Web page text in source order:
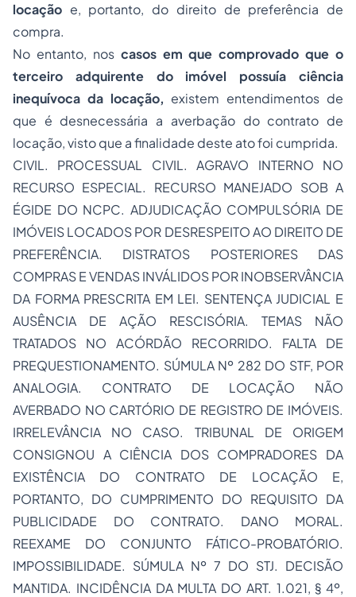
locação e, portanto, do direito de preferência de
compra.
No entanto, nos casos em que comprovado que o
terceiro adquirente do imóvel possuía ciência
inequívoca da locação, existem entendimentos de
que é desnecessária a averbação do contrato de
locação, visto que a finalidade deste ato foi cumprida.
CIVIL. PROCESSUAL CIVIL. AGRAVO INTERNO NO
RECURSO ESPECIAL. RECURSO MANEJADO SOB A
ÉGIDE DO NCPC. ADJUDICAÇÃO COMPULSÓRIA DE
IMÓVEIS LOCADOS POR DESRESPEITO AO DIREITO DE
PREFERÊNCIA. DISTRATOS POSTERIORES DAS
COMPRAS E VENDAS INVÁLIDOS POR INOBSERVÂNCIA
DA FORMA PRESCRITA EM LEI. SENTENÇA JUDICIAL E
AUSÊNCIA DE AÇÃO RESCISÓRIA. TEMAS NÃO
TRATADOS NO ACÓRDÃO RECORRIDO. FALTA DE
PREQUESTIONAMENTO. SÚMULA Nº 282 DO STF, POR
ANALOGIA. CONTRATO DE LOCAÇÃO NÃO
AVERBADO NO CARTÓRIO DE REGISTRO DE IMÓVEIS.
IRRELEVÂNCIA NO CASO. TRIBUNAL DE ORIGEM
CONSIGNOU A CIÊNCIA DOS COMPRADORES DA
EXISTÊNCIA DO CONTRATO DE LOCAÇÃO E,
PORTANTO, DO CUMPRIMENTO DO REQUISITO DA
PUBLICIDADE DO CONTRATO. DANO MORAL.
REEXAME DO CONJUNTO FÁTICO-PROBATÓRIO.
IMPOSSIBILIDADE. SÚMULA Nº 7 DO STJ. DECISÃO
MANTIDA. INCIDÊNCIA DA MULTA DO ART. 1.021, § 4º,